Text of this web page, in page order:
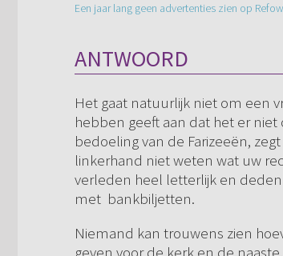
Een jaar lang geen advertenties zien op
ANTWOORD
Het gaat natuurlijk niet om een
hebben geeft aan dat het er
bedoeling van de Farizeeën,
linkerhand niet weten wat uw
verleden heel letterlijk en
met bankbiljetten.
Niemand kan trouwens zien